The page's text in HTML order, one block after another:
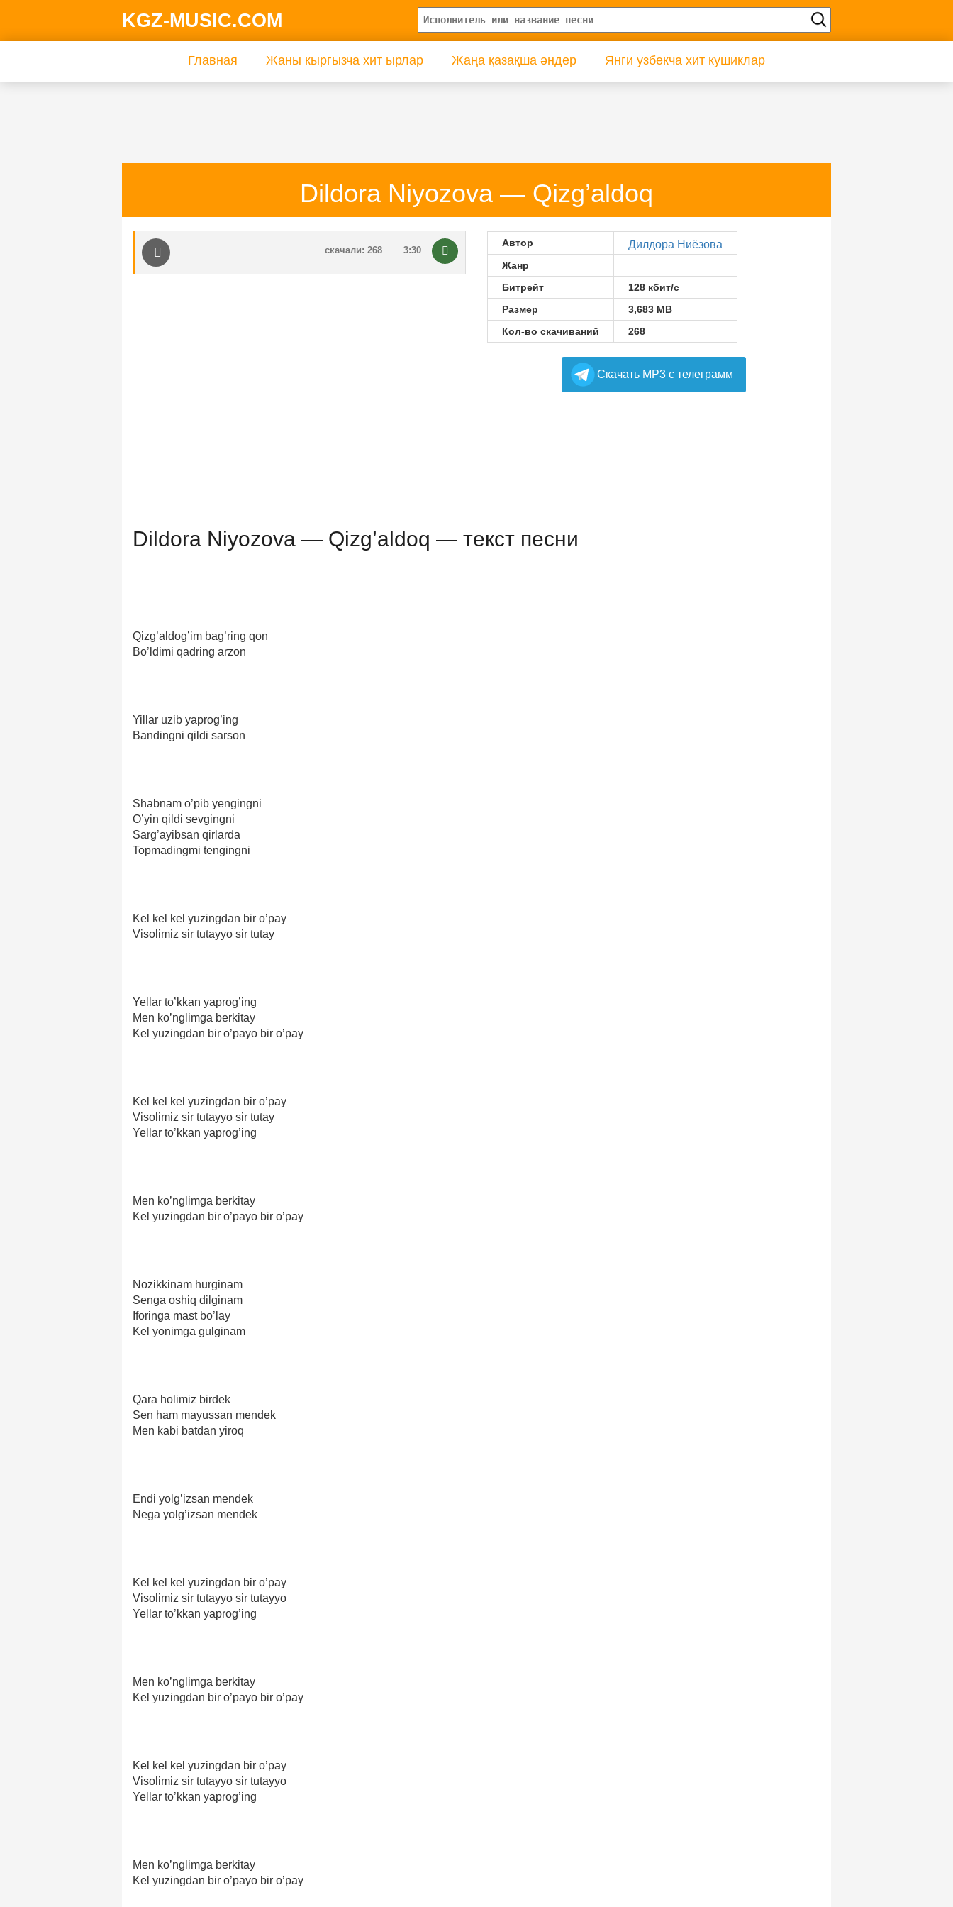
KGZ-MUSIC.COM
Главная Жаны кыргызча хит ырлар Жаңа қазақша әндер Янги узбекча хит кушиклар
Dildora Niyozova — Qizg’aldoq
3:30
скачали: 268
Автор Дилдора Ниёзова
Жанр
Битрейт
128 кбит/с
Размер
3,683 MB
Кол-во скачиваний
268
Cкачать MP3 с телеграмм
Dildora Niyozova — Qizg’aldoq — текст песни
Qizg’aldog’im bag’ring qon
Bo’ldimi qadring arzon
Yillar uzib yaprog’ing
Bandingni qildi sarson
Shabnam o’pib yengingni
O’yin qildi sevgingni
Sarg’ayibsan qirlarda
Topmadingmi tengingni
Kel kel kel yuzingdan bir o’pay
Visolimiz sir tutayyo sir tutay
Yellar to’kkan yaprog’ing
Men ko’nglimga berkitay
Kel yuzingdan bir o’payo bir o’pay
Kel kel kel yuzingdan bir o’pay
Visolimiz sir tutayyo sir tutay
Yellar to’kkan yaprog’ing
Men ko’nglimga berkitay
Kel yuzingdan bir o’payo bir o’pay
Nozikkinam hurginam
Senga oshiq dilginam
Iforinga mast bo’lay
Kel yonimga gulginam
Qara holimiz birdek
Sen ham mayussan mendek
Men kabi batdan yiroq
Endi yolg’izsan mendek
Nega yolg’izsan mendek
Kel kel kel yuzingdan bir o’pay
Visolimiz sir tutayyo sir tutayyo
Yellar to’kkan yaprog’ing
Men ko’nglimga berkitay
Kel yuzingdan bir o’payo bir o’pay
Kel kel kel yuzingdan bir o’pay
Visolimiz sir tutayyo sir tutayyo
Yellar to’kkan yaprog’ing
Men ko’nglimga berkitay
Kel yuzingdan bir o’payo bir o’pay